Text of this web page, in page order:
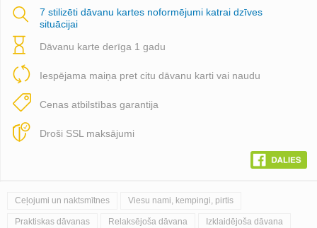
7 stilizēti dāvanu kartes noformējumi katrai dzīves
situācijai
Dāvanu karte derīga 1 gadu
Iespējama maiņa pret citu dāvanu karti vai naudu
Cenas atbilstības garantija
Droši SSL maksājumi
Ceļojumi un naktsmītnes Viesu nami, kempingi, pirtis
Praktiskas dāvanas Relaksējoša dāvana Izklaidējoša dāvana